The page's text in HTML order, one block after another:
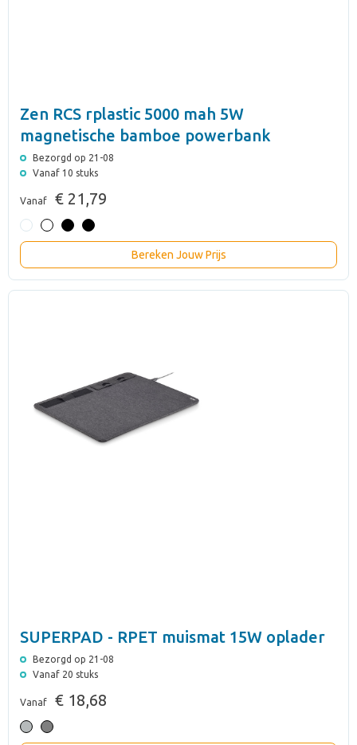
Zen RCS rplastic 5000 mah 5W
magnetische bamboe powerbank
Bezorgd op 21-08
Vanaf 10 stuks
Vanaf € 21,79
Bereken Jouw Prijs
SUPERPAD - RPET muismat 15W oplader
Bezorgd op 21-08
Vanaf 20 stuks
Vanaf € 18,68